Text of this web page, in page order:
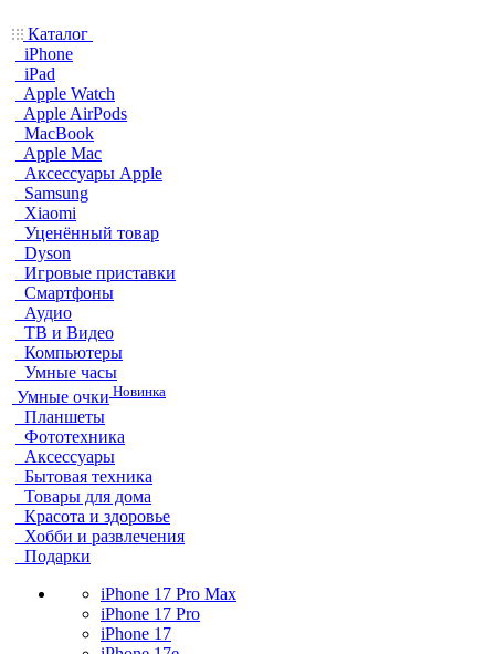
Каталог
iPhone
iPad
Apple Watch
Apple AirPods
MacBook
Apple Mac
Аксессуары Apple
Samsung
Xiaomi
Уценённый товар
Dyson
Игровые приставки
Смартфоны
Аудио
ТВ и Видео
Компьютеры
Умные часы
Умные очки Новинка
Планшеты
Фототехника
Аксессуары
Бытовая техника
Товары для дома
Красота и здоровье
Хобби и развлечения
Подарки
iPhone 17 Pro Max
iPhone 17 Pro
iPhone 17